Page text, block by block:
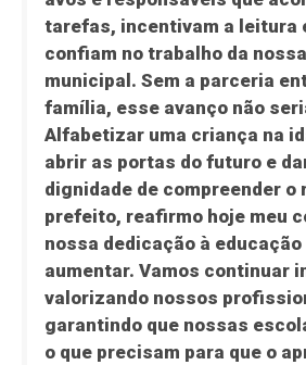
tarefas, incentivam a leitura
confiam no trabalho da
municipal. Sem a parceria
família, esse avanço não
Alfabetizar uma criança na
abrir as portas do futuro e
dignidade de compreender o
prefeito, reafirmo hoje meu
nossa dedicação à educação
aumentar. Vamos continuar
valorizando nossos
garantindo que nossas
o que precisam para que o